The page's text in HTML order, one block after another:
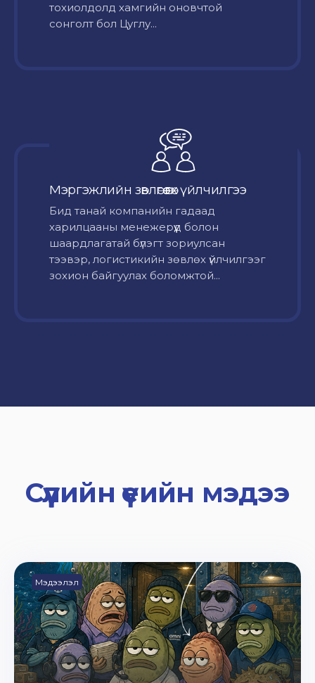
тохиолдолд хамгийн оновчтой
сонголт бол Цуглу...
Мэргэжлийн зөвлөгөө өгөх үйлчилгээ
Бид танай компанийн гадаад
харилцааны менежерүүд болон
шаардлагатай бүлэгт зориулсан
тээвэр, логистикийн зөвлөх үйлчилгээг
зохион байгуулах боломжтой...
Сүүлийн үеийн мэдээ
Мэдээлэл